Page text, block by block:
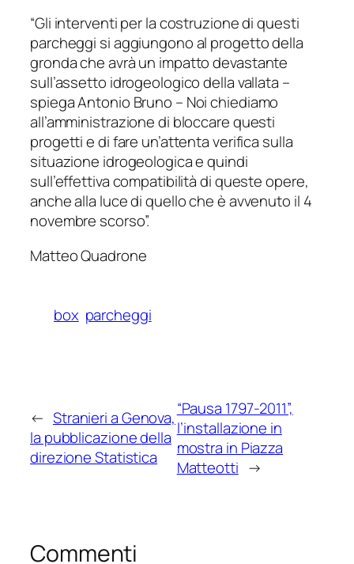
“Gli interventi per la costruzione di questi
parcheggi si aggiungono al progetto della
gronda che avrà un impatto devastante
sull’assetto idrogeologico della vallata –
spiega Antonio Bruno – Noi chiediamo
all’amministrazione di bloccare questi
progetti e di fare un’attenta verifica sulla
situazione idrogeologica e quindi
sull’effettiva compatibilità di queste opere,
anche alla luce di quello che è avvenuto il 4
novembre scorso”.
Matteo Quadrone
box parcheggi
← Stranieri a Genova,
la pubblicazione della
direzione Statistica
“Pausa 1797-2011”,
l’installazione in
mostra in Piazza
Matteotti →
Commenti